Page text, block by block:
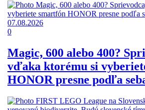
07.08.2026
0
Magic, 600 alebo 400?
vďaka ktorému si
HONOR presne podľa